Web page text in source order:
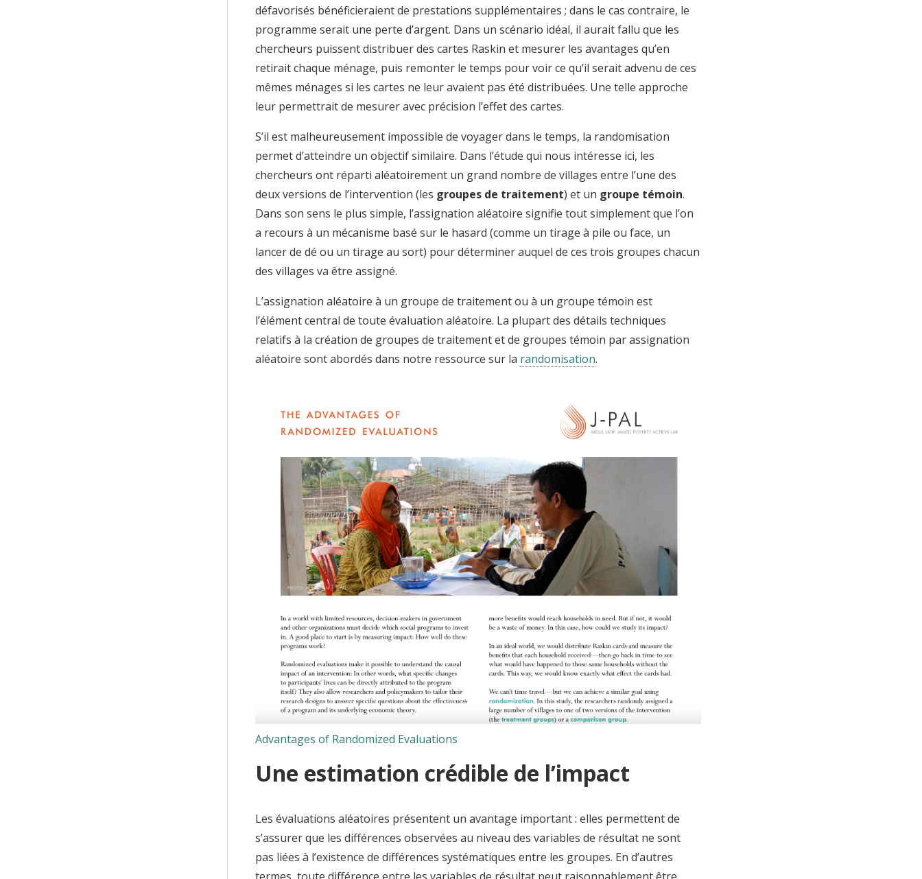
défavorisés bénéficieraient de prestations supplémentaires ; dans le cas contraire, le
programme serait une perte d’argent. Dans un scénario idéal, il aurait fallu que les
chercheurs puissent distribuer des cartes Raskin et mesurer les avantages qu’en
retirait chaque ménage, puis remonter le temps pour voir ce qu’il serait advenu de ces
mêmes ménages si les cartes ne leur avaient pas été distribuées. Une telle approche
leur permettrait de mesurer avec précision l’effet des cartes.
S’il est malheureusement impossible de voyager dans le temps, la randomisation
permet d’atteindre un objectif similaire. Dans l’étude qui nous intéresse ici, les
chercheurs ont réparti aléatoirement un grand nombre de villages entre l’une des
deux versions de l’intervention (les groupes de traitement) et un groupe témoin.
Dans son sens le plus simple, l’assignation aléatoire signifie tout simplement que l’on
a recours à un mécanisme basé sur le hasard (comme un tirage à pile ou face, un
lancer de dé ou un tirage au sort) pour déterminer auquel de ces trois groupes chacun
des villages va être assigné.
L’assignation aléatoire à un groupe de traitement ou à un groupe témoin est
l’élément central de toute évaluation aléatoire. La plupart des détails techniques
relatifs à la création de groupes de traitement et de groupes témoin par assignation
aléatoire sont abordés dans notre ressource sur la randomisation.
Advantages of Randomized Evaluations
Une estimation crédible de l’impact
Les évaluations aléatoires présentent un avantage important : elles permettent de
s’assurer que les différences observées au niveau des variables de résultat ne sont
pas liées à l’existence de différences systématiques entre les groupes. En d’autres